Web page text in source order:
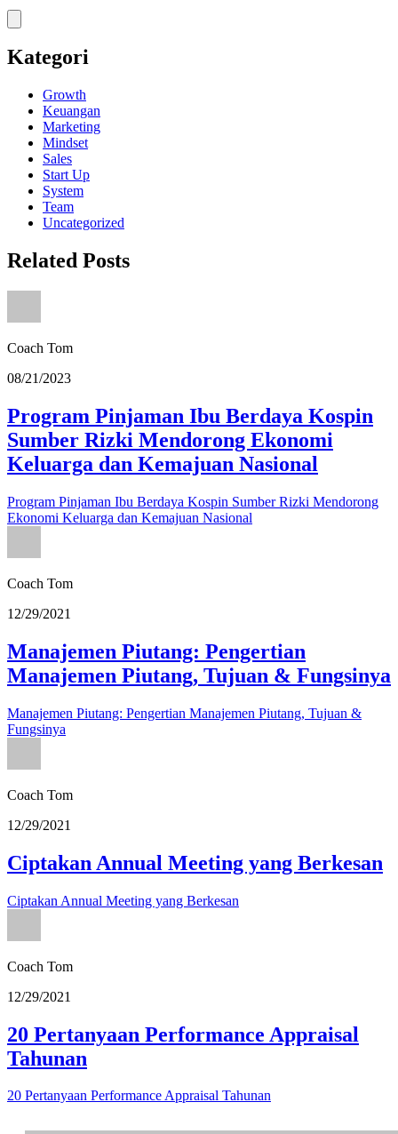
Kategori
Growth
Keuangan
Marketing
Mindset
Sales
Start Up
System
Team
Uncategorized
Related Posts
Coach Tom
08/21/2023
Program Pinjaman Ibu Berdaya Kospin
Sumber Rizki Mendorong Ekonomi
Keluarga dan Kemajuan Nasional
Program Pinjaman Ibu Berdaya Kospin Sumber Rizki Mendorong
Ekonomi Keluarga dan Kemajuan Nasional
Coach Tom
12/29/2021
Manajemen Piutang: Pengertian
Manajemen Piutang, Tujuan & Fungsinya
Manajemen Piutang: Pengertian Manajemen Piutang, Tujuan &
Fungsinya
Coach Tom
12/29/2021
Ciptakan Annual Meeting yang Berkesan
Ciptakan Annual Meeting yang Berkesan
Coach Tom
12/29/2021
20 Pertanyaan Performance Appraisal
Tahunan
20 Pertanyaan Performance Appraisal Tahunan